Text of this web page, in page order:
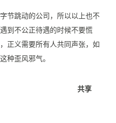
节跳动的公司，所以以上也不
到不公正待遇的时候不要慌
正义需要所有人共同声张，如
种歪风邪气。
共享